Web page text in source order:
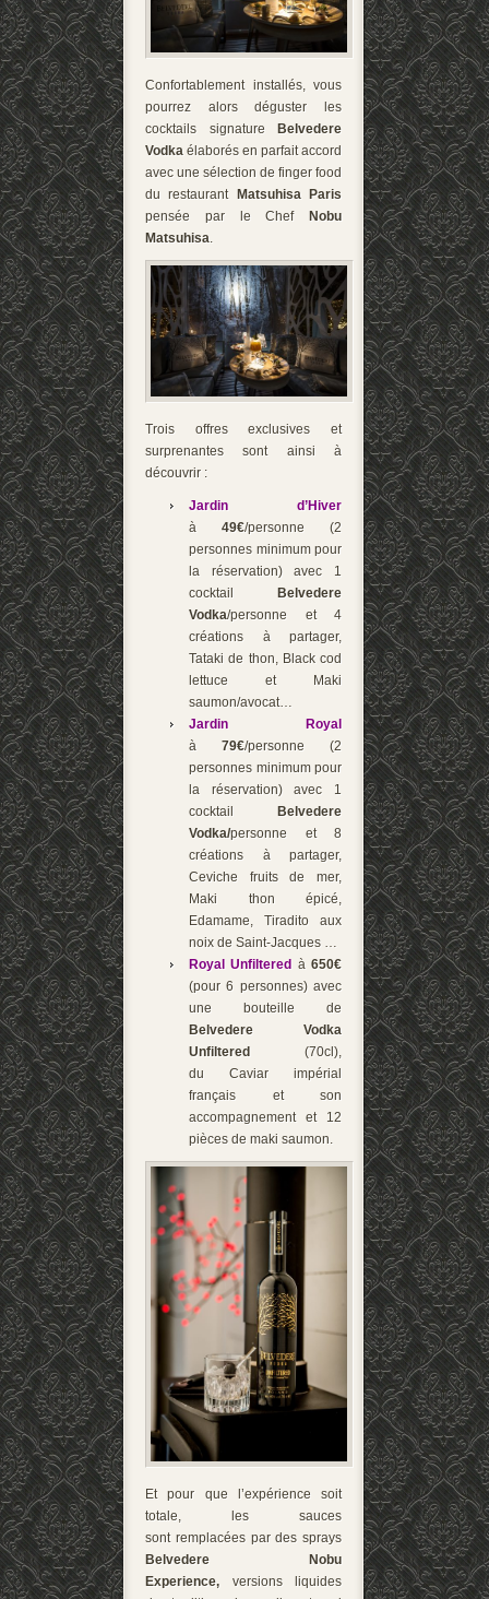
Confortablement installés, vous
pourrez alors déguster les
cocktails signature Belvedere
Vodka élaborés en parfait accord
avec une sélection de finger food
du restaurant Matsuhisa Paris
pensée par le Chef Nobu
Matsuhisa
Trois offres exclusives et
surprenantes sont ainsi à
découvrir :
Jardin d’Hiver
à 49€/personne (2
personnes minimum pour
la réservation) avec 1
cocktail Belvedere
Vodka/personne et 4
créations à partager,
Tataki de thon, Black cod
lettuce et Maki
saumon/avocat…
Jardin Royal
à 79€/personne (2
personnes minimum pour
la réservation) avec 1
cocktail Belvedere
Vodka/personne et 8
créations à partager,
Ceviche fruits de mer,
Maki thon épicé,
Edamame, Tiradito aux
noix de Saint-Jacques …
Royal Unfiltered à650€
(pour 6 personnes) avec
une bouteille de
Belvedere Vodka
Unfiltered (70cl),
du Caviar impérial
français et son
accompagnement et 12
pièces de maki saumon.
Et pour que l’expérience soit
totale, les sauces
sont remplacées par des sprays
Belvedere Nobu
Experience, versions liquides